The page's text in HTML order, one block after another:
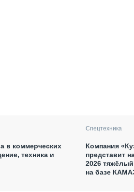
в коммерческих
техника и
Спецтехника
Компания
представит
2026
на базе